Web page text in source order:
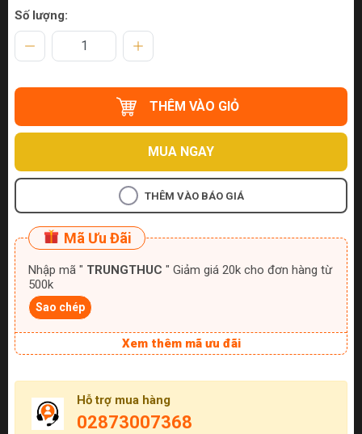
Số lượng:
THÊM VÀO GIỎ
MUA NGAY
THÊM VÀO BÁO GIÁ
Mã Ưu Đãi
Nhập mã " TRUNGTHUC " Giảm giá 20k cho đơn hàng từ
500k
Sao chép
Xem thêm mã ưu đãi
Hỗ trợ mua hàng
02873007368